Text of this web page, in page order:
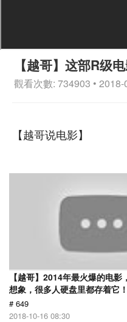
【越哥】这部R级
觀看次數: 734903 •
【越哥说电影】
【越哥】2014年最火爆的电影
想象，很多人硬盘里都存着它！
# 649
2018-10-16 08:30